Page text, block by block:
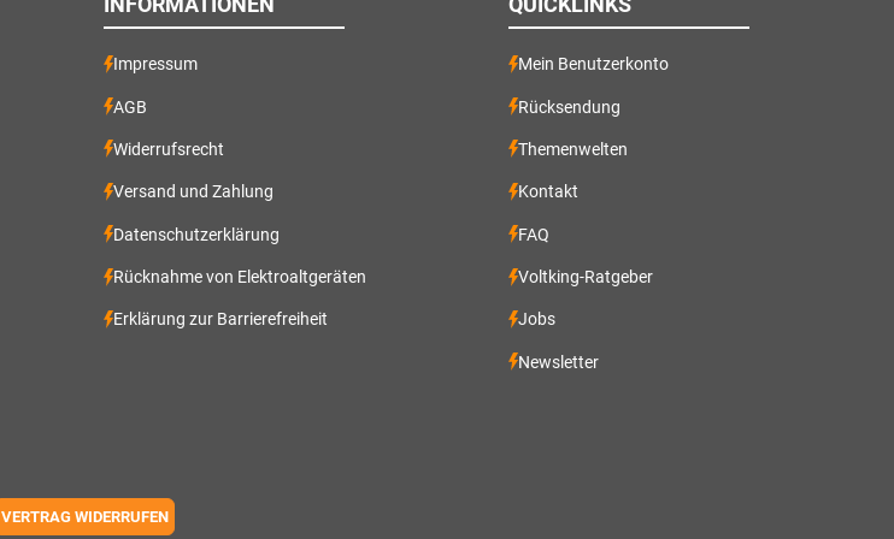
Impressum
AGB
Widerrufsrecht
Versand und Zahlung
Datenschutzerklärung
Rücknahme von Elektroaltgeräten
Erklärung zur Barrierefreiheit
Mein Benutzerkonto
Rücksendung
Themenwelten
Kontakt
FAQ
Voltking-Ratgeber
Jobs
Newsletter
VERTRAG WIDERRUFEN